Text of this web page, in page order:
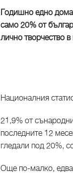
Годишно едно
само 20% от
лично творчество
Националния
21,9% от
последните 12
гледали под 20%,
Още по-малко, едва